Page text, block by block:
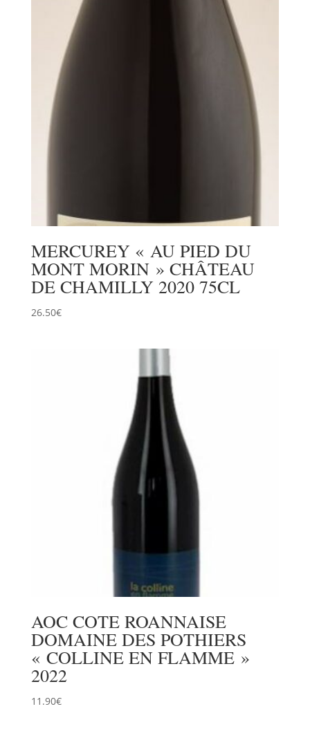
MERCUREY « AU PIED DU
MONT MORIN » CHÂTEAU
DE CHAMILLY 2020 75CL
26.50€
AOC COTE ROANNAISE
DOMAINE DES POTHIERS
« COLLINE EN FLAMME »
2022
11.90€